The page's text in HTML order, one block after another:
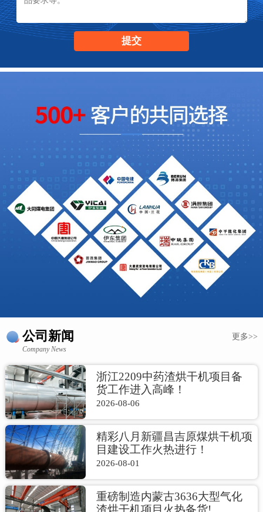
公司新闻 更多>>
Company News
浙江2209中药渣烘干机项目备
货工作进入高峰！
2026-08-06
精彩八月新疆昌吉原煤烘干机项
目建设工作火热进行！
2026-08-01
重磅制造内蒙古3636大型气化